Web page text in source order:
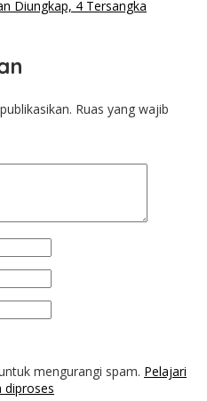
Diungkap, 4 Tersangka
Ruas yang wajib
mengurangi spam. Pelajari
diproses